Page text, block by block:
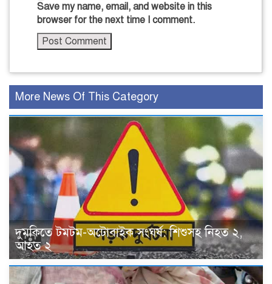
Save my name, email, and website in this
browser for the next time I comment.
More News Of This Category
দুমকিতে টমটম-অটোবাইক সংঘর্ষ: শিশুসহ নিহত ২,
আহত ২